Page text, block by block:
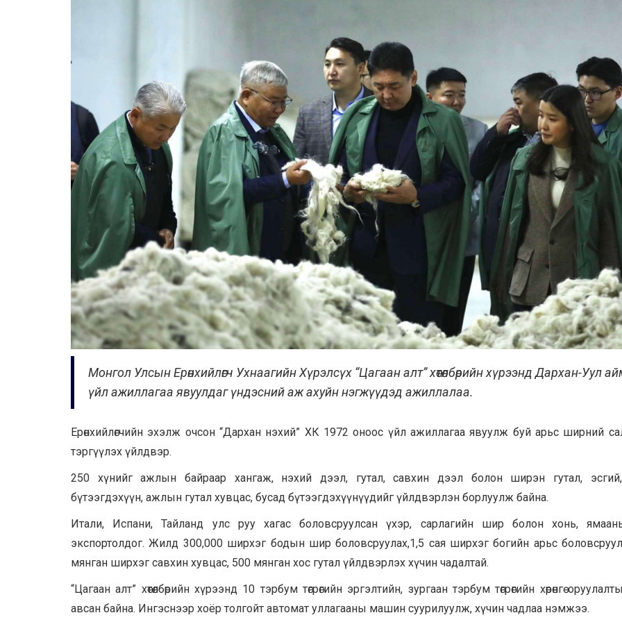
Монгол Улсын Ерөнхийлөгч Ухнаагийн Хүрэлсүх “Цагаан алт” хөтөлбөрийн хүрээнд Дархан-Уул
үйл ажиллагаа явуулдаг үндэсний аж ахуйн нэгжүүдэд ажиллалаа.
Ерөнхийлөгчийн эхэлж очсон “Дархан нэхий” ХК 1972 оноос үйл ажиллагаа явуулж буй арьс ширний
тэргүүлэх үйлдвэр.
250 хүнийг ажлын байраар хангаж, нэхий дээл, гутал, савхин дээл болон ширэн гутал,
бүтээгдэхүүн, ажлын гутал хувцас, бусад бүтээгдэхүүнүүдийг үйлдвэрлэн борлуулж байна.
Итали, Испани, Тайланд улс руу хагас боловсруулсан үхэр, сарлагийн шир болон хонь,
экспортолдог. Жилд 300,000 ширхэг бодын шир боловсруулах,1,5 сая ширхэг богийн арьс
мянган ширхэг савхин хувцас, 500 мянган хос гутал үйлдвэрлэх хүчин чадалтай.
“Цагаан алт” хөтөлбөрийн хүрээнд 10 тэрбум төгрөгийн эргэлтийн, зургаан тэрбум төгрөгийн хөрөнгө
авсан байна. Ингэснээр хоёр толгойт автомат уллагааны машин суурилуулж, хүчин чадлаа нэмжээ.